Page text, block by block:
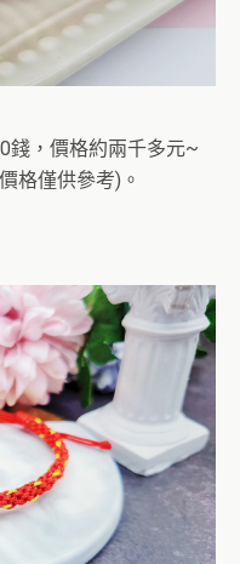
錢，價格約兩千多元~
格僅供參考)。